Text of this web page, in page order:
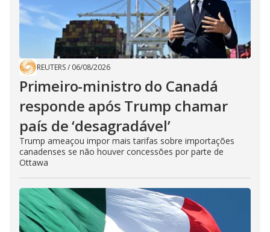
REUTERS/ 06/08/2026
Primeiro-ministro do Canadá
responde após Trump chamar
país de ‘desagradável’
Trump ameaçou impor mais tarifas sobre importações
canadenses se não houver concessões por parte de
Ottawa